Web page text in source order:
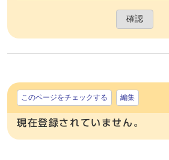
確認
このページをチェックする 編集
現在登録されていません。